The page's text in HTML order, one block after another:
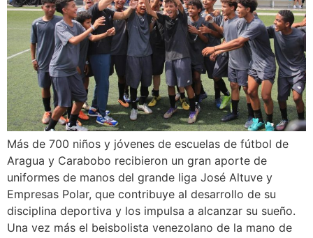
Más de 700 niños y jóvenes de escuelas de fútbol de
Aragua y Carabobo recibieron un gran aporte de
uniformes de manos del grande liga José Altuve y
Empresas Polar, que contribuye al desarrollo de su
disciplina deportiva y los impulsa a alcanzar su sueño.
Una vez más el beisbolista venezolano de la mano de